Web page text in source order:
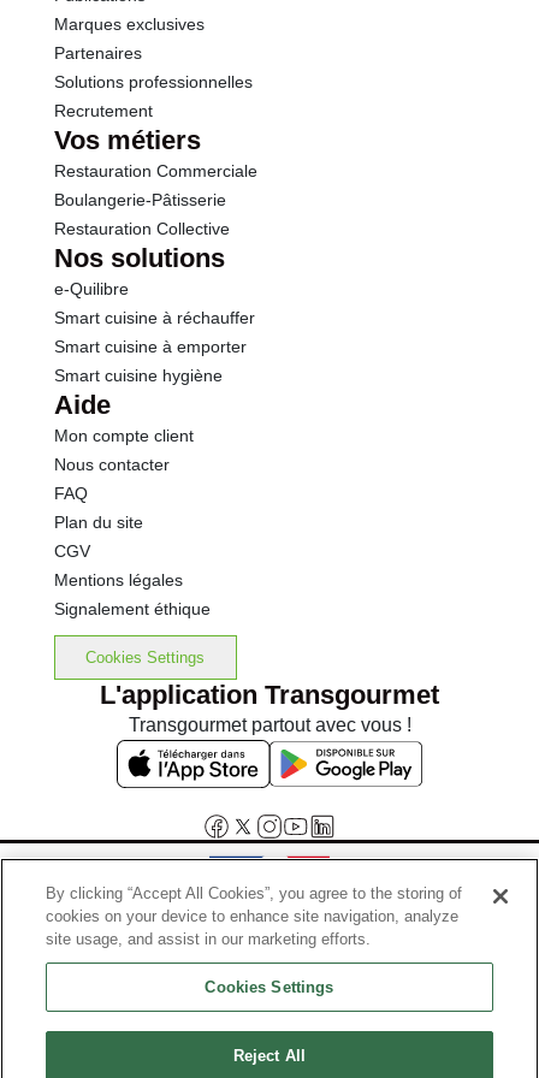
Marques exclusives
Partenaires
Solutions professionnelles
Recrutement
Vos métiers
Restauration Commerciale
Boulangerie-Pâtisserie
Restauration Collective
Nos solutions
e-Quilibre
Smart cuisine à réchauffer
Smart cuisine à emporter
Smart cuisine hygiène
Aide
Mon compte client
Nous contacter
FAQ
Plan du site
CGV
Mentions légales
Signalement éthique
Cookies Settings
L'application Transgourmet
Transgourmet partout avec vous !
Interdiction de vente de boissons alcooliques aux mineurs de
moins de 18 ans
La preuve de majorité de l'acheteur est exigée au moment de la vente
Code de la santé publique, Aar.l.3342-1 et l.3353-3
By clicking “Accept All Cookies”, you agree to the storing of
cookies on your device to enhance site navigation, analyze
site usage, and assist in our marketing efforts.
Cookies Settings
Reject All